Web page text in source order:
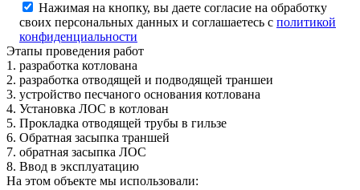
Нажимая на кнопку, вы даете согласие на обработку
своих персональных данных и соглашаетесь с политикой
конфиденциальности
Этапы проведения работ
1. разработка котлована
2. разработка отводящей и подводящей траншеи
3. устройство песчаного основания котлована
4. Установка ЛОС в котлован
5. Прокладка отводящей трубы в гильзе
6. Обратная засыпка траншей
7. обратная засыпка ЛОС
8. Ввод в эксплуатацию
На этом объекте мы использовали: